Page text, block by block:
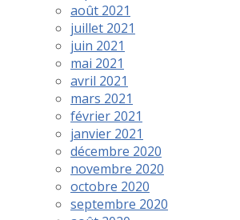
août 2021
juillet 2021
juin 2021
mai 2021
avril 2021
mars 2021
février 2021
janvier 2021
décembre 2020
novembre 2020
octobre 2020
septembre 2020